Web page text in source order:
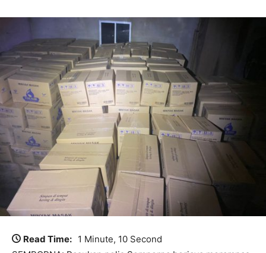
Read Time: 1 Minute, 10 Second